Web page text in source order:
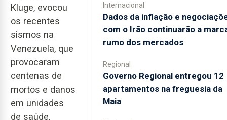
Kluge, evocou
os recentes
sismos na
Venezuela, que
provocaram
centenas de
mortos e danos
em unidades
de saúde,
Internacional
Dados da inflação e
com o Irão continuarão a
rumo dos mercados
Regional
Governo Regional entregou 12
apartamentos na freguesia da
Maia